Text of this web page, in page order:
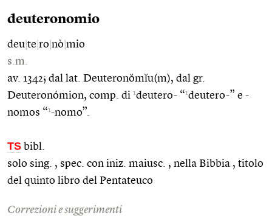
deuteronomio
deu te ro nò mio
s.m.
av. 1342; dal lat. Deuteronŏmĭu(m), dal gr.
Deuteronómion, comp. di 1deutero- “1deutero-” e -
nomos “1-nomo”.
TS bibl.
solo sing. , spec. con iniz. maiusc. , nella Bibbia , titolo
del quinto libro del Pentateuco
Correzioni e suggerimenti